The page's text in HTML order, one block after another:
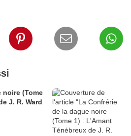
noire (Tome
J. R. Ward